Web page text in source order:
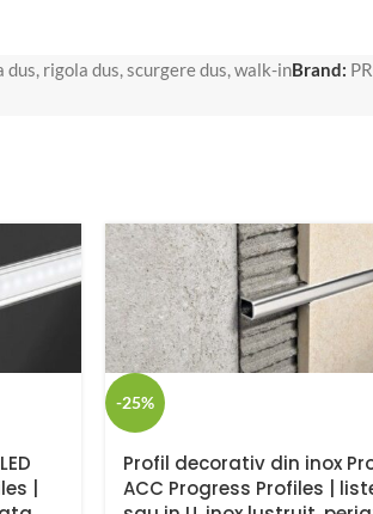
dus, rigola dus,scurgere dus,walk-inBrand:
|
-25%
Profil decorativ din inox
ACC Progress Profiles |